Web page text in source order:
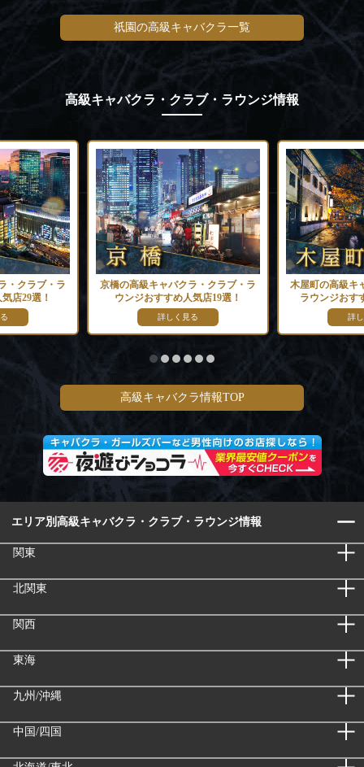
祇園の高級キャバクラ一覧
高級キャバクラ・クラブ・ラウンジ情報
・クラブ・ラ
店19選！
木屋町の高級キャバクラ・クラブ・
ラウンジおすすめ人気店20選！
詳しく見る
奈良の高級キ
ウンジおす
詳
高級キャバクラ情報TOP
エリア別高級キャバクラ・クラブ・ラウンジ情報
関東
北関東
関西
東海
九州/沖縄
中国/四国